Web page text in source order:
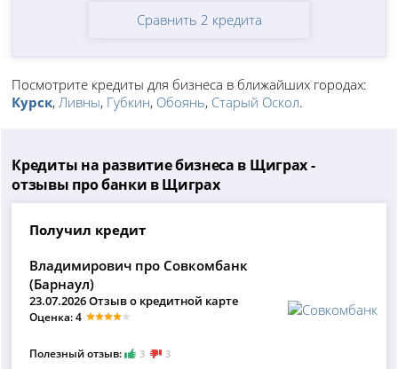
Сравнить 2 кредита
Посмотрите кредиты для бизнеса в ближайших городах:
Курск,Ливны, Губкин, Обоянь, Старый Оскол.
Кредиты на развитие бизнеса в Щиграх -
отзывы про банки в Щиграх
Получил кредит
Владимирович про Совкомбанк
(Барнаул)
23.07.2026 Отзыв о кредитной карте
Оценка: 4
Полезный отзыв: 3 3